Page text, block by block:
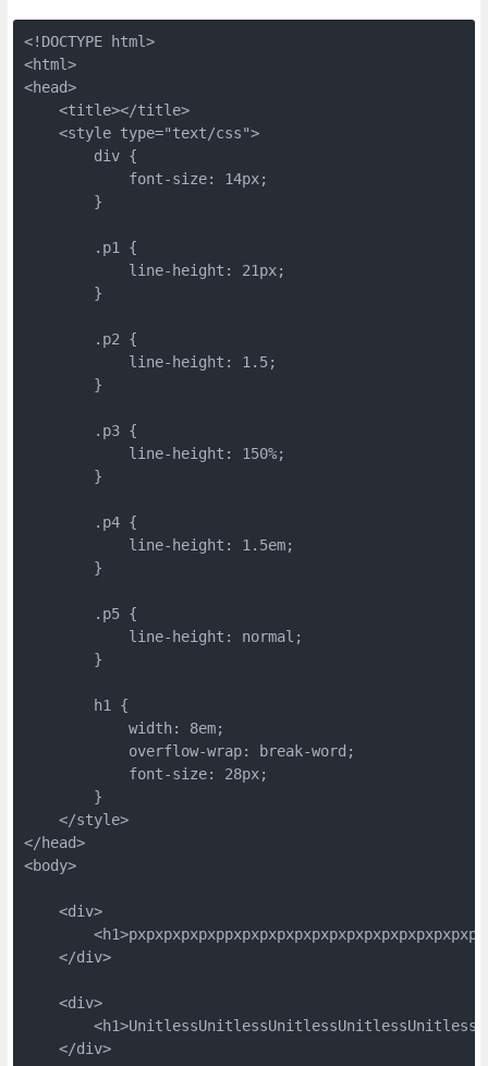
<!DOCTYPE html>
<html>
<head>
    <title></title>
    <style type="text/css">
        div {
            font-size: 14px;
        }
        .p1 {
            line-height: 21px;
        }
        .p2 {
            line-height: 1.5;
        }
        .p3 {
            line-height: 150%;
        }
        .p4 {
            line-height: 1.5em;
        }
        .p5 {
            line-height: normal;
        }
        h1 {
            width: 8em;
            overflow-wrap: break-word;
            font-size: 28px;
        }
    </style>
</head>
<body>
    <div>
    </div>
    <div>
    </div>